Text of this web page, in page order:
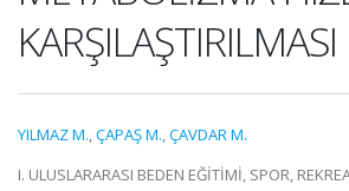
KARŞILAŞTIRILMASI
YILMAZ M.,ÇAPAŞ M.,ÇAVDAR M.
I. ULUSLARARASI BEDEN EĞİTİMİ, SPOR,